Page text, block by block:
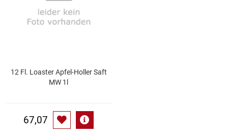
12 Fl. Loaster Apfel-Holler Saft
MW 1l
67,07